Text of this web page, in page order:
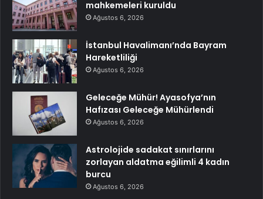
mahkemeleri kuruldu
Ağustos 6, 2026
İstanbul Havalimanı’nda Bayram
Hareketliliği
Ağustos 6, 2026
Geleceğe Mühür! Ayasofya’nın
Hafızası Geleceğe Mühürlendi
Ağustos 6, 2026
Astrolojide sadakat sınırlarını
zorlayan aldatma eğilimli 4 kadın
burcu
Ağustos 6, 2026